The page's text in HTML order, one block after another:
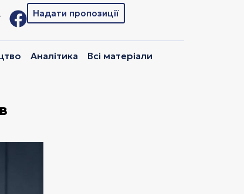
Надати пропозиції
Аналітика Всі матеріали